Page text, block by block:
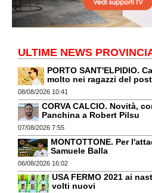
ULTIME NEWS
PORTO SANT'ELPIDIO.
molto nei ragazzi del
08/08/2026 10:41
CORVA CALCIO. Novità,
Panchina a Robert Pilsu
07/08/2026 7:55
MONTOTTONE. Per
Samuele Balla
06/08/2026 16:02
USA FERMO 2021 ai
volti nuovi